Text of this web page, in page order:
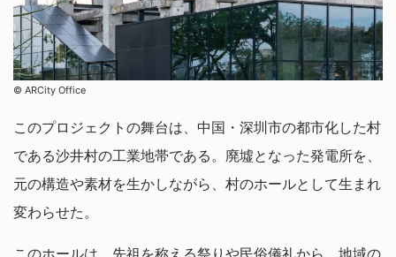
©︎ ARCity Office
このプロジェクトの舞台は、中国・深圳市の都市化した村
である沙井村の工業地帯である。廃墟となった発電所を、
元の構造や素材を生かしながら、村のホールとして生まれ
変わらせた。
このホールは、先祖を称える祭りや民俗儀礼から、地域の